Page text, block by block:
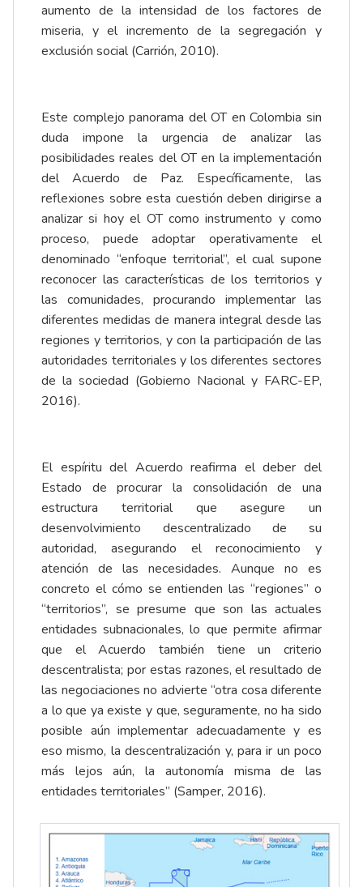
aumento de la intensidad de los factores de
miseria, y el incremento de la segregación y
exclusión social (Carrión, 2010).
Este complejo panorama del OT en Colombia sin
duda impone la urgencia de analizar las
posibilidades reales del OT en la implementación
del Acuerdo de Paz. Específicamente, las
reflexiones sobre esta cuestión deben dirigirse a
analizar si hoy el OT como instrumento y como
proceso, puede adoptar operativamente el
denominado “enfoque territorial”, el cual supone
reconocer las características de los territorios y
las comunidades, procurando implementar las
diferentes medidas de manera integral desde las
regiones y territorios, y con la participación de las
autoridades territoriales y los diferentes sectores
de la sociedad (Gobierno Nacional y FARC-EP,
2016).
El espíritu del Acuerdo reafirma el deber del
Estado de procurar la consolidación de una
estructura territorial que asegure un
desenvolvimiento descentralizado de su
autoridad, asegurando el reconocimiento y
atención de las necesidades. Aunque no es
concreto el cómo se entienden las “regiones” o
“territorios”, se presume que son las actuales
entidades subnacionales, lo que permite afirmar
que el Acuerdo también tiene un criterio
descentralista; por estas razones, el resultado de
las negociaciones no advierte “otra cosa diferente
a lo que ya existe y que, seguramente, no ha sido
posible aún implementar adecuadamente y es
eso mismo, la descentralización y, para ir un poco
más lejos aún, la autonomía misma de las
entidades territoriales” (Samper, 2016).